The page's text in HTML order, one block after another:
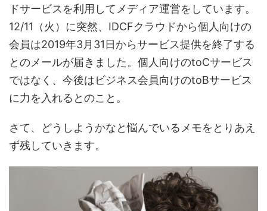
ドサービスを利用してメディア運営をしています。
12/11（火）に突然、IDCFクラウドから個人向けの
会員は2019年3月31日からサービス提供を終了する
とのメールが届きました。個人向けのtoCサービス
ではなく、今後はビジネス会員向けのtoBサービス
に力を入れるとのこと。
さて、どうしようかなと悩んでいるメモをとりあえ
ず残していきます。